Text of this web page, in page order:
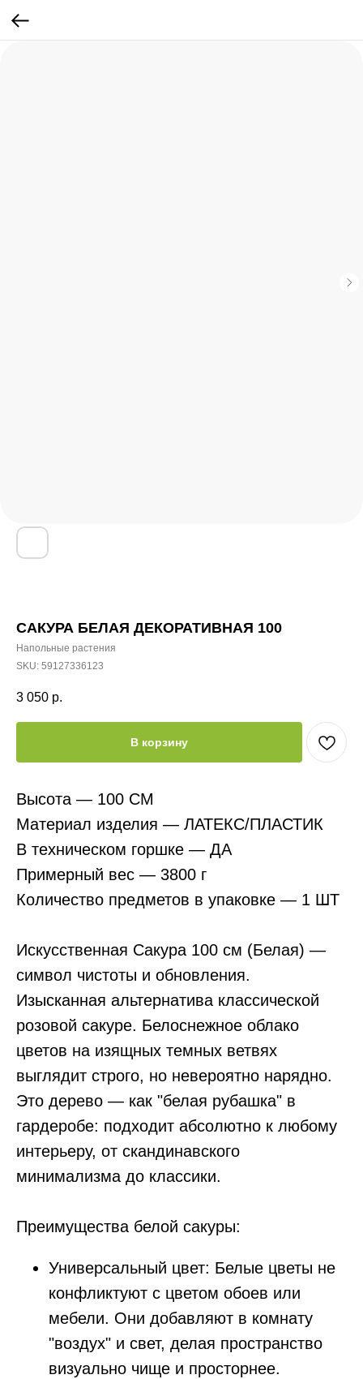
САКУРА БЕЛАЯ ДЕКОРАТИВНАЯ 100
Напольные растения
SKU: 59127336123
3 050 р.
В корзину
Высота — 100 СМ
Материал изделия — ЛАТЕКС/ПЛАСТИК
В техническом горшке — ДА
Примерный вес — 3800 г
Количество предметов в упаковке — 1 ШТ
Искусственная Сакура 100 см (Белая) —
символ чистоты и обновления.
Изысканная альтернатива классической
розовой сакуре. Белоснежное облако
цветов на изящных темных ветвях
выглядит строго, но невероятно нарядно.
Это дерево — как "белая рубашка" в
гардеробе: подходит абсолютно к любому
интерьеру, от скандинавского
минимализма до классики.
Преимущества белой сакуры:
Универсальный цвет: Белые цветы не
конфликтуют с цветом обоев или
мебели. Они добавляют в комнату
"воздух" и свет, делая пространство
визуально чище и просторнее.